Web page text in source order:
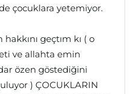
çocuklara yetemiyor.
hakkını geçtım kı ( o
ve allahta emin
özen göstediğini
) ÇOCUKLARIN